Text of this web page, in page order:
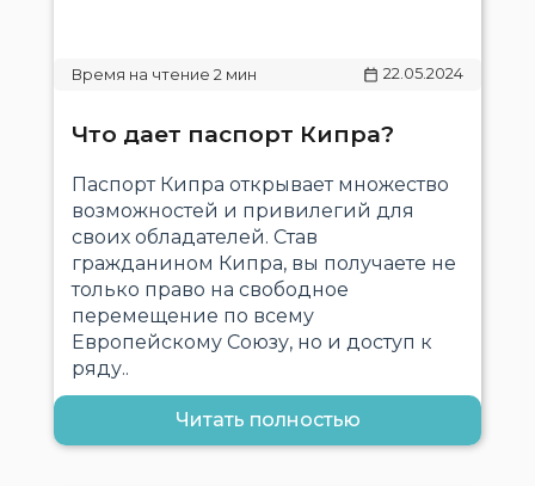
22.05.2024
Что дает паспорт Кипра?
Паспорт Кипра открывает множество
возможностей и привилегий для
своих обладателей. Став
гражданином Кипра, вы получаете не
только право на свободное
перемещение по всему
Европейскому Союзу, но и доступ к
ряду..
Читать полностью